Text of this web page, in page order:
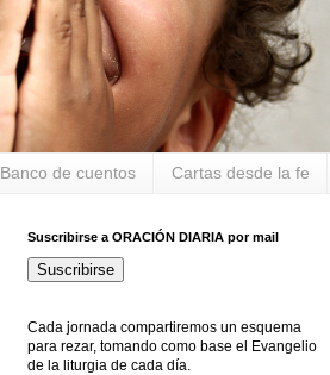
Banco de cuentos Cartas desde la fe
Suscribirse a ORACIÓN DIARIA por mail
Suscribirse
Cada jornada compartiremos un esquema
para rezar, tomando como base el Evangelio
de la liturgia de cada día.